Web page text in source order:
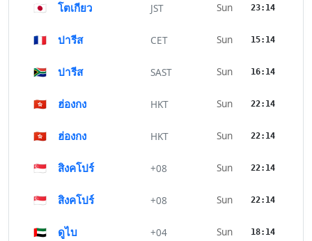
🇯🇵 โตเกียว JST Sun 23:14
🇫🇷 ปารีส CET Sun 15:14
🇿🇦 ปารีส SAST Sun 16:14
🇭🇰 ฮ่องกง HKT Sun 22:14
🇭🇰 ฮ่องกง HKT Sun 22:14
🇸🇬 สิงคโปร์ +08 Sun 22:14
🇸🇬 สิงคโปร์ +08 Sun 22:14
🇦🇪 ดูไบ +04 Sun 18:14